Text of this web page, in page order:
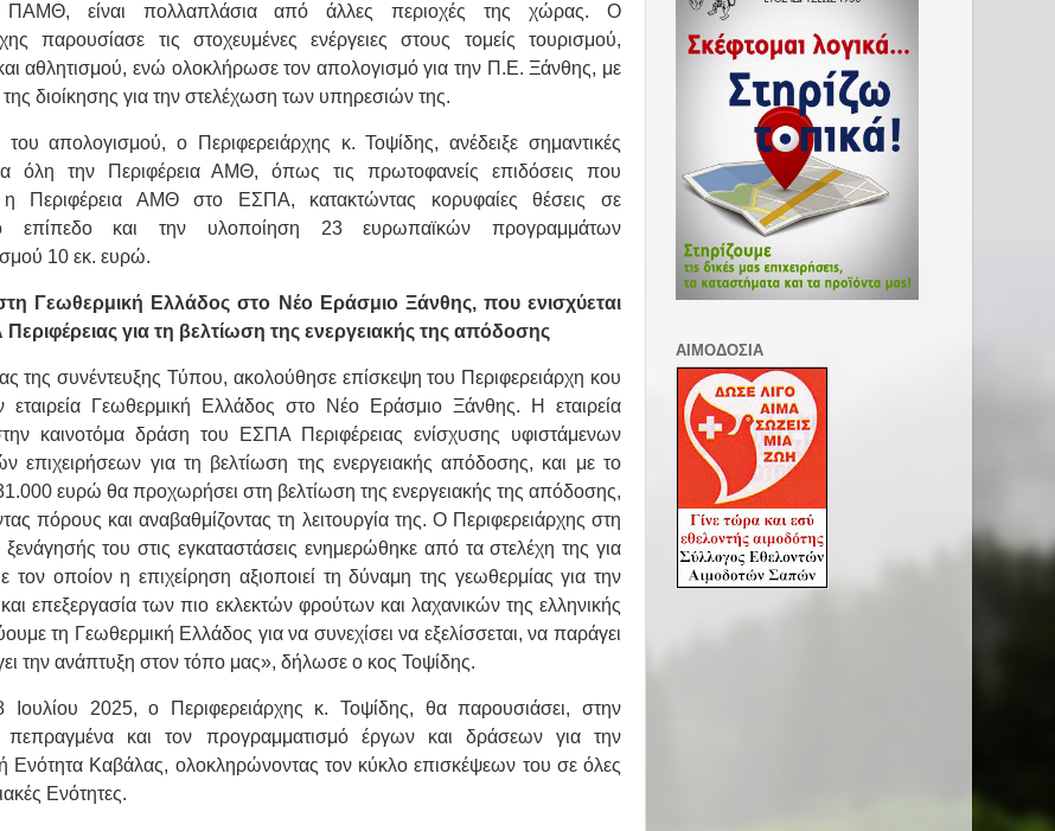
ΠΑΜΘ, είναι πολλαπλάσια από άλλες περιοχές της χώρας. Ο
παρουσίασε τις στοχευμένες ενέργειες στους τομείς τουρισμού,
αθλητισμού, ενώ ολοκλήρωσε τον απολογισμό για την Π.Ε. Ξάνθης, με
της διοίκησης για την στελέχωση των υπηρεσιών της.
του απολογισμού, ο Περιφερειάρχης κ. Τοψίδης, ανέδειξε σημαντικές
όλη την Περιφέρεια ΑΜΘ, όπως τις πρωτοφανείς επιδόσεις που
η Περιφέρεια ΑΜΘ στο ΕΣΠΑ, κατακτώντας κορυφαίες θέσεις σε
επίπεδο και την υλοποίηση 23 ευρωπαϊκών προγραμμάτων
10 εκ. ευρώ.
Γεωθερμική Ελλάδος στο Νέο Εράσμιο Ξάνθης, που ενισχύεται
για τη βελτίωση της ενεργειακής της απόδοσης
της συνέντευξης Τύπου, ακολούθησε επίσκεψη του Περιφερειάρχη κου
εταιρεία Γεωθερμική Ελλάδος στο Νέο Εράσμιο Ξάνθης. Η εταιρεία
καινοτόμα δράση του ΕΣΠΑ Περιφέρειας ενίσχυσης υφιστάμενων
επιχειρήσεων για τη βελτίωση της ενεργειακής απόδοσης, και με το
ευρώ θα προχωρήσει στη βελτίωση της ενεργειακής της απόδοσης,
πόρους και αναβαθμίζοντας τη λειτουργία της. Ο Περιφερειάρχης στη
ξενάγησής του στις εγκαταστάσεις ενημερώθηκε από τα στελέχη της για
τον οποίον η επιχείρηση αξιοποιεί τη δύναμη της γεωθερμίας για την
επεξεργασία των πιο εκλεκτών φρούτων και λαχανικών της ελληνικής
τη Γεωθερμική Ελλάδος για να συνεχίσει να εξελίσσεται, να παράγει
την ανάπτυξη στον τόπο μας», δήλωσε ο κος Τοψίδης.
Ιουλίου 2025, ο Περιφερειάρχης κ. Τοψίδης, θα παρουσιάσει, στην
και τον προγραμματισμό έργων και δράσεων για την
Ενότητα Καβάλας, ολοκληρώνοντας τον κύκλο επισκέψεων του σε όλες
Ενότητες.
ΑΙΜΟΔΟΣΙΑ